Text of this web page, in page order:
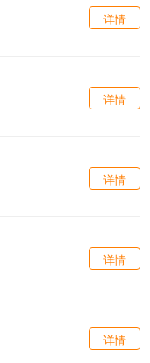
详情
详情
详情
详情
详情